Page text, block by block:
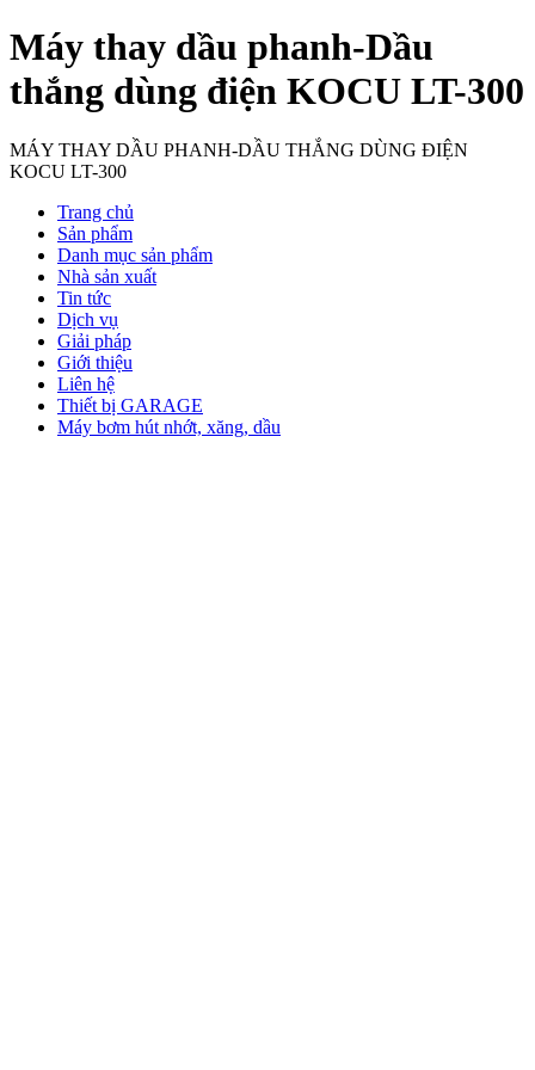
Máy thay dầu phanh-Dầu
thắng dùng điện KOCU LT-300
MÁY THAY DẦU PHANH-DẦU THẮNG DÙNG ĐIỆN
KOCU LT-300
Trang chủ
Sản phẩm
Danh mục sản phẩm
Nhà sản xuất
Tin tức
Dịch vụ
Giải pháp
Giới thiệu
Liên hệ
Thiết bị GARAGE
Máy bơm hút nhớt, xăng, dầu